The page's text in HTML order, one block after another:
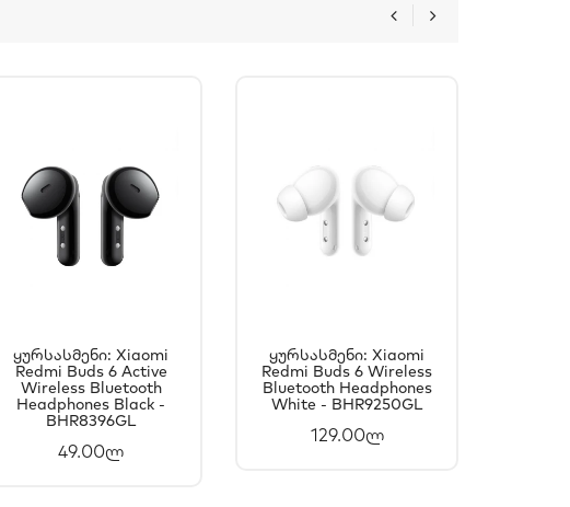
ᲙᲐᲚᲐᲗᲐᲨᲘ
ᲓᲐᲛᲐᲢᲔᲑᲐ
Ყურსასმენი: Xiaomi
Redmi Buds 6 Active
Wireless Bluetooth
Headphones Black -
BHR8396GL
49.00ლ
ᲙᲐᲚᲐᲗᲐᲨᲘ
ᲓᲐᲛᲐᲢᲔᲑᲐ
Ყურსასმენი: Xiaomi
Redmi Buds 6 Wireless
Bluetooth Headphones
White - BHR9250GL
129.00ლ